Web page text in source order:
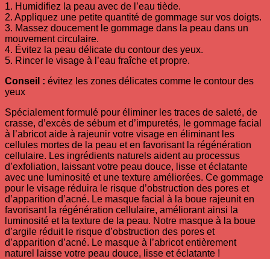
1. Humidifiez la peau avec de l’eau tiède.
2. Appliquez une petite quantité de gommage sur vos doigts.
3. Massez doucement le gommage dans la peau dans un
mouvement circulaire.
4. Évitez la peau délicate du contour des yeux.
5. Rincer le visage à l’eau fraîche et propre.
Conseil : évitez les zones délicates comme le contour des
yeux
Spécialement formulé pour éliminer les traces de saleté, de
crasse, d’excès de sébum et d’impuretés, le gommage facial
à l’abricot aide à rajeunir votre visage en éliminant les
cellules mortes de la peau et en favorisant la régénération
cellulaire. Les ingrédients naturels aident au processus
d’exfoliation, laissant votre peau douce, lisse et éclatante
avec une luminosité et une texture améliorées. Ce gommage
pour le visage réduira le risque d’obstruction des pores et
d’apparition d’acné. Le masque facial à la boue rajeunit en
favorisant la régénération cellulaire, améliorant ainsi la
luminosité et la texture de la peau. Notre masque à la boue
d’argile réduit le risque d’obstruction des pores et
d’apparition d’acné. Le masque à l’abricot entièrement
naturel laisse votre peau douce, lisse et éclatante !